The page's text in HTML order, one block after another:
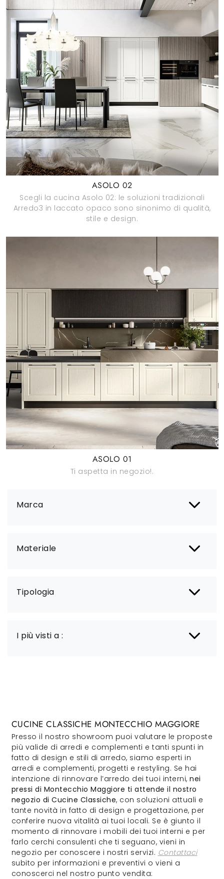
Marca
Materiale
Tipologia
I più visti a :
ASOLO 02
Scegli la cucina Asolo 02: le soluzioni tradizionali
Arredo3 in laccato opaco sono sinonimo di qualità,
stile e design.
ASOLO 01
Ti aspetta in negozio!.
CUCINE CLASSICHE MONTECCHIO MAGGIORE
Presso il nostro showroom puoi valutare le proposte
più valide di arredi e complementi e tanti spunti in
fatto di design e stili di arredo, siamo esperti in
arredi e complementi, progetti e restyling. Se hai
intenzione di rinnovare l’arredo dei tuoi interni, nei
pressi di Montecchio Maggiore ti attende il nostro
negozio di Cucine Classiche, con soluzioni attuali e
tante novità in fatto di design e progettazione, per
conferire nuova vitalità ai tuoi locali. Se è giunto il
momento di rinnovare i mobili dei tuoi interni e per
farlo cerchi consulenti che ti seguano, vieni in
negozio per conoscere i nostri servizi. Contattaci
subito per informazioni e preventivi o vieni a
conoscerci nel nostro punto vendita: